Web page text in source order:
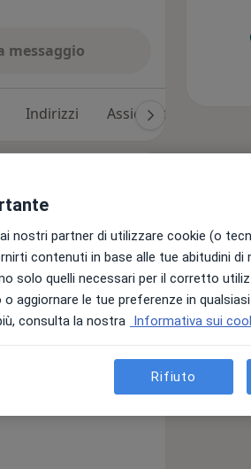
messaggio
Indirizzi Assicurazioni
è aiutarti a
solo dell’estetica,
ogni paziente è
più moderne.
nostri partner di utilizzare cookie (o
contenuti in base alle tue abitudini di
solo quelli necessari per il corretto
aggiornare le tue preferenze in
consulta la nostra Informativa sui
Rifiuto